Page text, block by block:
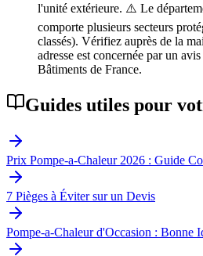
l'unité extérieure. ⚠️ Le
comporte plusieurs secteurs
classés). Vérifiez auprès de la
adresse est concernée par un
Bâtiments de France.
Guides utiles pour
Prix Pompe-a-Chaleur 2026 : Guide
7 Pièges à Éviter sur un Devis
Pompe-a-Chaleur d'Occasion : Bonne